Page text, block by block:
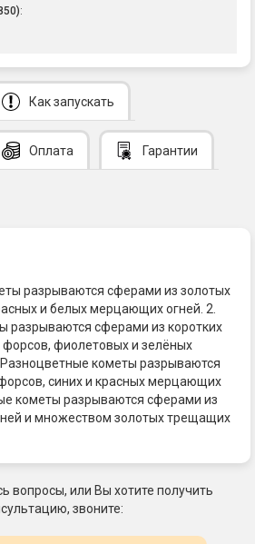
:
Как запускать
Оплата Гарантии
разрываются сферами из золотых
и белых мерцающих огней. 2.
разрываются сферами из коротких
фиолетовых и зелёных
кометы разрываются
синих и красных мерцающих
кометы разрываются сферами из
и множеством золотых трещащих
вопросы, или Вы хотите получить
звоните: